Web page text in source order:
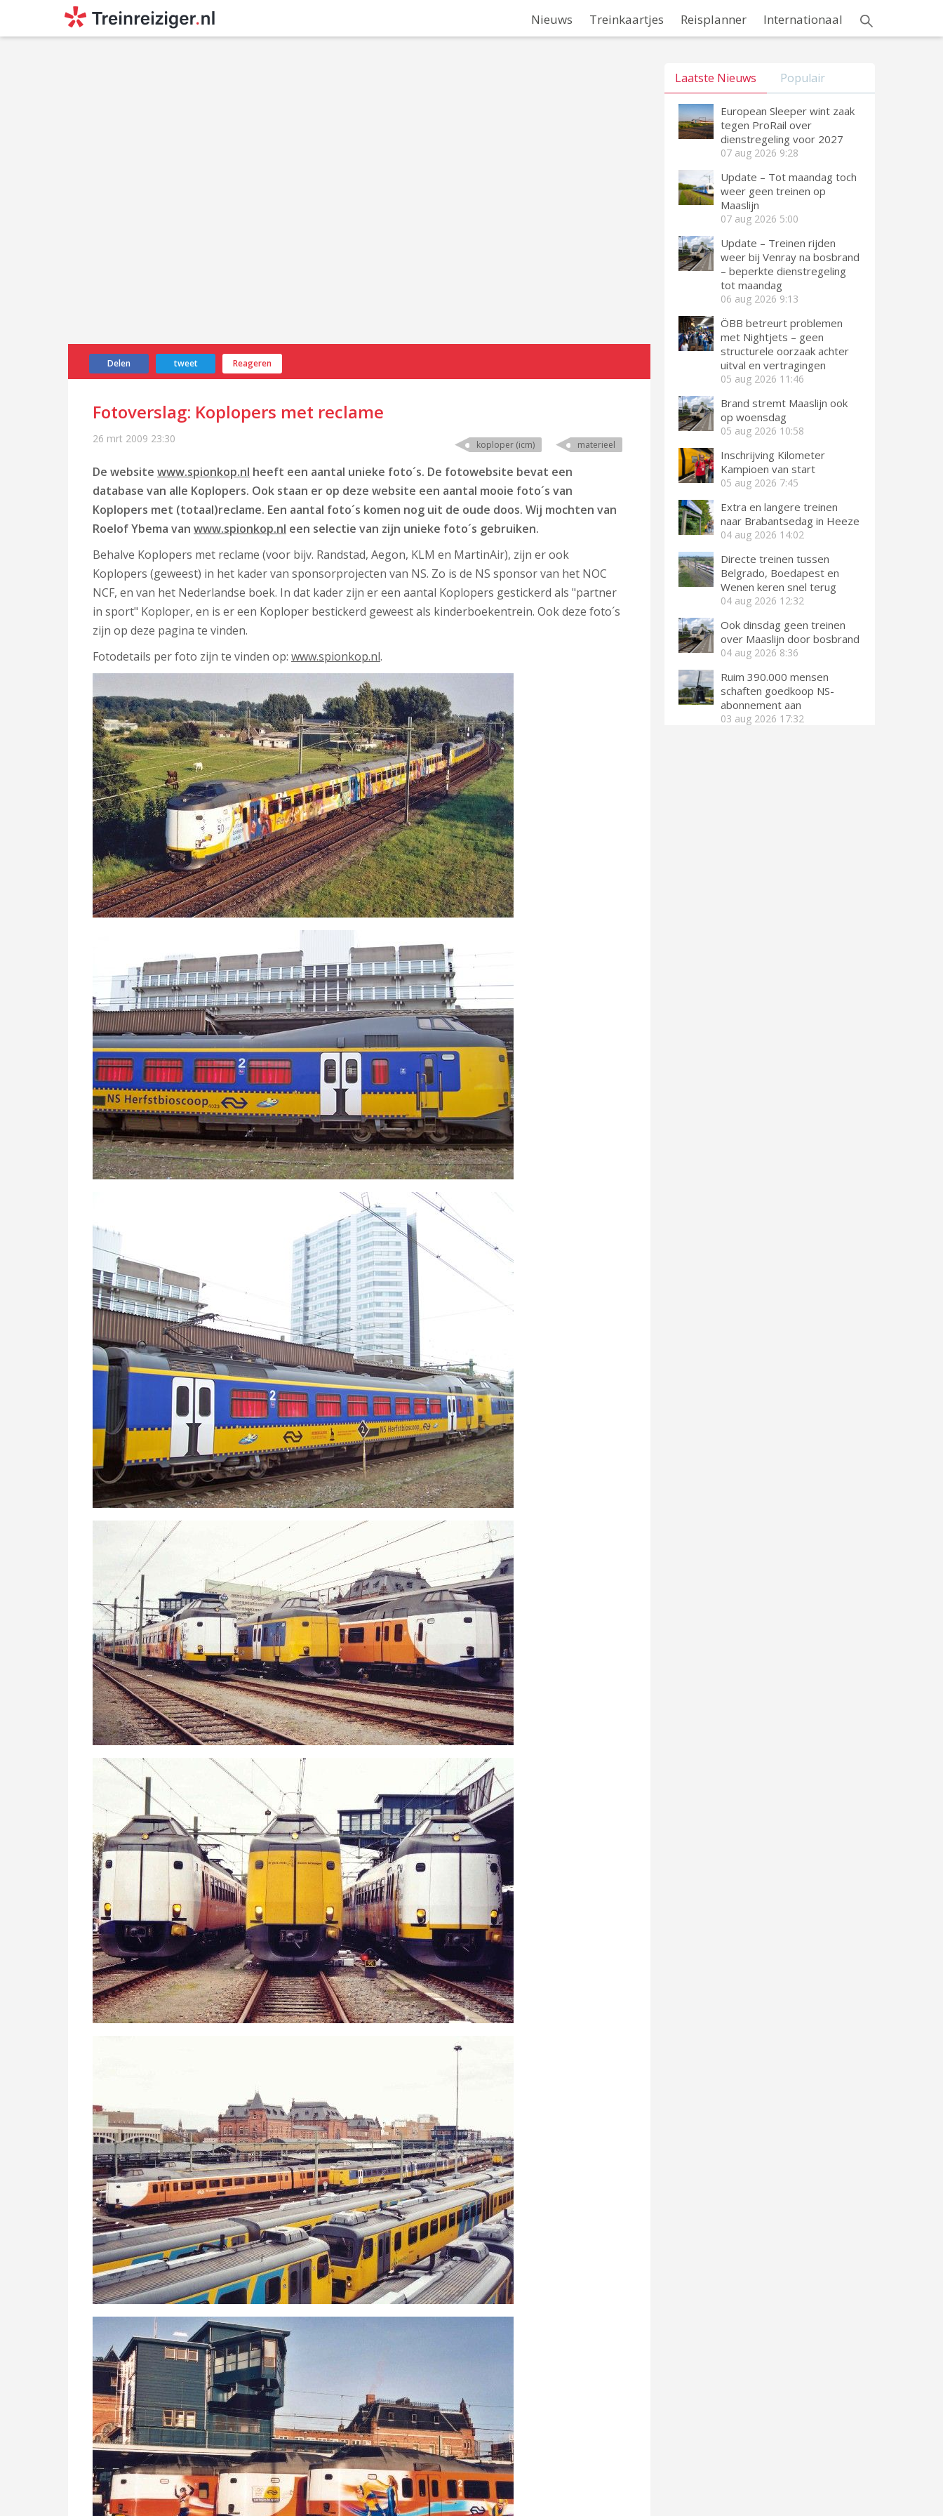
Nieuws Treinkaartjes Reisplanner Internationaal
Delen tweet Reageren
Fotoverslag: Koplopers met reclame
26 mrt 2009 23:30 koploper (icm) materieel
De website www.spionkop.nl heeft een aantal unieke foto´s. De fotowebsite bevat een
database van alle Koplopers. Ook staan er op deze website een aantal mooie foto´s van
Koplopers met (totaal)reclame. Een aantal foto´s komen nog uit de oude doos. Wij mochten van
Roelof Ybema van www.spionkop.nl een selectie van zijn unieke foto´s gebruiken.
Behalve Koplopers met reclame (voor bijv. Randstad, Aegon, KLM en MartinAir), zijn er ook
Koplopers (geweest) in het kader van sponsorprojecten van NS. Zo is de NS sponsor van het NOC
NCF, en van het Nederlandse boek. In dat kader zijn er een aantal Koplopers gestickerd als "partner
in sport" Koploper, en is er een Koploper bestickerd geweest als kinderboekentrein. Ook deze foto´s
zijn op deze pagina te vinden.
Fotodetails per foto zijn te vinden op: www.spionkop.nl.
Laatste Nieuws Populair
European Sleeper wint zaak
tegen ProRail over
dienstregeling voor 2027
07 aug 2026 9:28
Update – Tot maandag toch
weer geen treinen op
Maaslijn
07 aug 2026 5:00
Update – Treinen rijden
weer bij Venray na bosbrand
– beperkte dienstregeling
tot maandag
06 aug 2026 9:13
ÖBB betreurt problemen
met Nightjets – geen
structurele oorzaak achter
uitval en vertragingen
05 aug 2026 11:46
Brand stremt Maaslijn ook
op woensdag
05 aug 2026 10:58
Inschrijving Kilometer
Kampioen van start
05 aug 2026 7:45
Extra en langere treinen
naar Brabantsedag in Heeze
04 aug 2026 14:02
Directe treinen tussen
Belgrado, Boedapest en
Wenen keren snel terug
04 aug 2026 12:32
Ook dinsdag geen treinen
over Maaslijn door bosbrand
04 aug 2026 8:36
Ruim 390.000 mensen
schaften goedkoop NS-
abonnement aan
03 aug 2026 17:32